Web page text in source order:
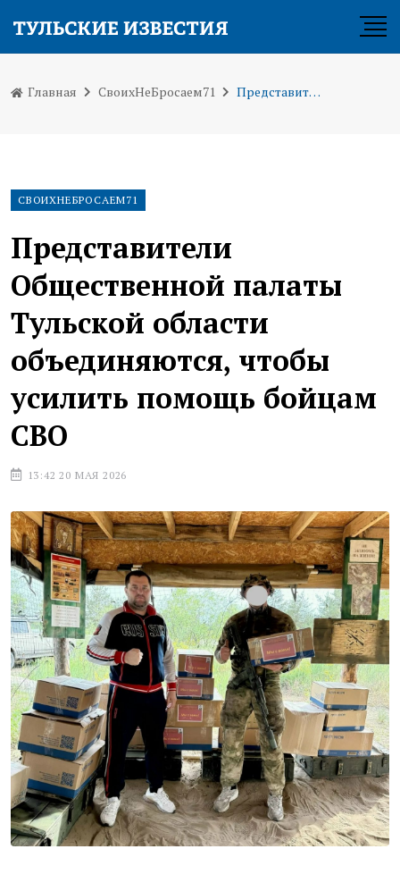
Главная СвоихНеБросаем71 Представители Общественной палаты Тульской области объединяются, чтобы усилить помощь бойцам СВО
СВОИХНЕБРОСАЕМ71
Представители
Общественной палаты
Тульской области
объединяются, чтобы
усилить помощь бойцам
СВО
13:42 20 МАЯ 2026